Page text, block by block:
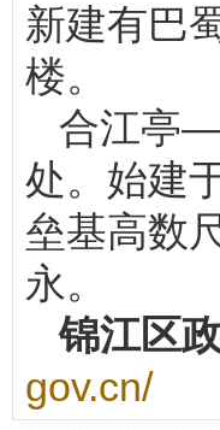
新建有巴
楼。
合江亭
处。始建
垒基高数
永。
锦江区
gov.cn/